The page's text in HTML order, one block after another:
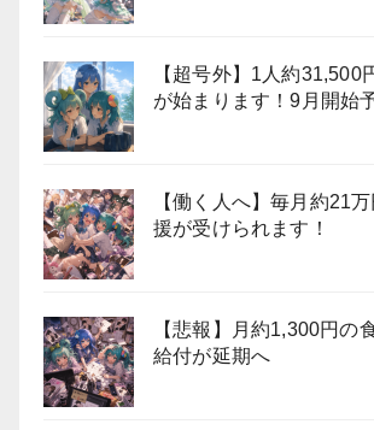
【超号外】1人約31,500
が始まります！9月開始
【働く人へ】毎月約21
援が受けられます！
【悲報】月約1,300円の
給付が延期へ